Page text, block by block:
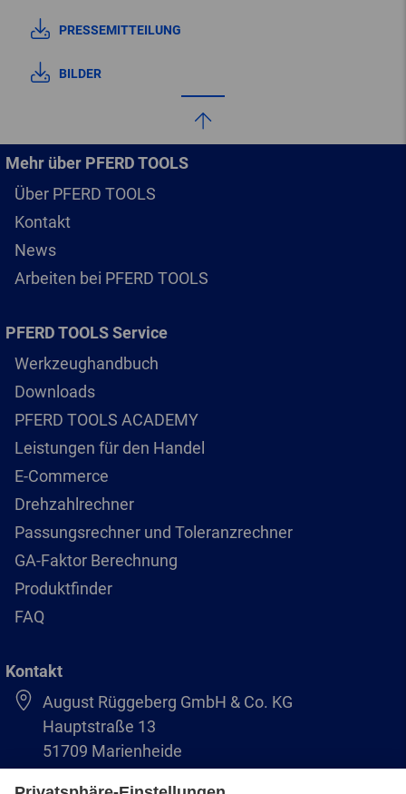
PRESSEMITTEILUNG
BILDER
Mehr über PFERD TOOLS
Über PFERD TOOLS
Kontakt
News
Arbeiten bei PFERD TOOLS
PFERD TOOLS Service
Werkzeughandbuch
Downloads
PFERD TOOLS ACADEMY
Leistungen für den Handel
E-Commerce
Drehzahlrechner
Passungsrechner und Toleranzrechner
GA-Faktor Berechnung
Produktfinder
FAQ
Kontakt
August Rüggeberg GmbH & Co. KG
Hauptstraße 13
51709 Marienheide